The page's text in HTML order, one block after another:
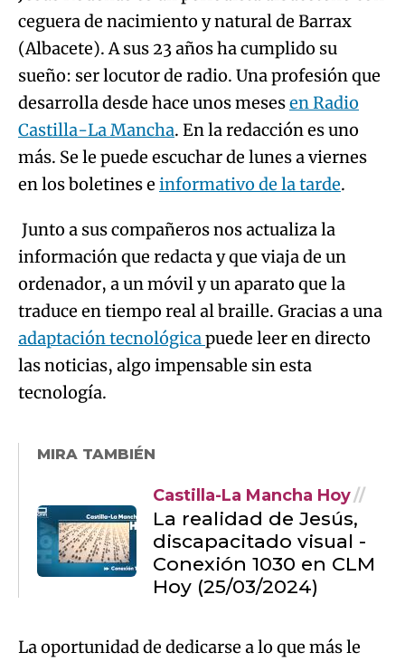
ceguera de nacimiento y natural de Barrax
(Albacete). A sus 23 años ha cumplido su
sueño: ser locutor de radio. Una profesión que
desarrolla desde hace unos mesesen Radio
Castilla-La Mancha. En la redacción es uno
más. Se le puede escuchar de lunes a viernes
en los boletines e informativo de la tarde.
Junto a sus compañeros nos actualiza la
información que redacta y que viaja de un
ordenador, a un móvil y un aparato que la
traduce en tiempo real al braille. Gracias a una
adaptación tecnológicapuede leer en directo
las noticias, algo impensable sin esta
tecnología.
MIRA TAMBIÉN
Castilla-La Mancha Hoy
La realidad de Jesús,
discapacitado visual -
Conexión 1030 en CLM
Hoy (25/03/2024)
La oportunidad de dedicarse a lo que más le